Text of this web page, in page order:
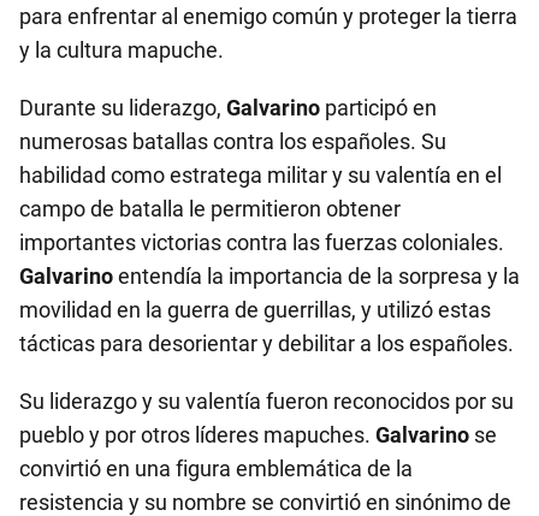
para enfrentar al enemigo común y proteger la tierra
y la cultura mapuche.
Durante su liderazgo, Galvarino participó en
numerosas batallas contra los españoles. Su
habilidad como estratega militar y su valentía en el
campo de batalla le permitieron obtener
importantes victorias contra las fuerzas coloniales.
Galvarinoentendía la importancia de la sorpresa y la
movilidad en la guerra de guerrillas, y utilizó estas
tácticas para desorientar y debilitar a los españoles.
Su liderazgo y su valentía fueron reconocidos por su
pueblo y por otros líderes mapuches. Galvarino se
convirtió en una figura emblemática de la
resistencia y su nombre se convirtió en sinónimo de